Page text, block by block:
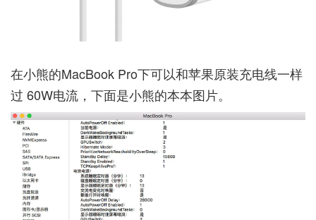
在小熊的MacBook Pro下可以和苹果原装充电线一样
过 60W电流，下面是小熊的本本图片。